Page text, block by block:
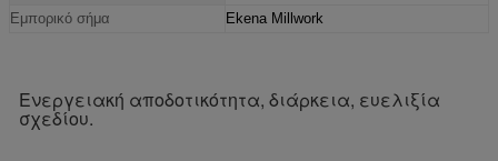
Εμπορικό σήμα
Ekena Millwork
Ενεργειακή αποδοτικότητα, διάρκεια, ευελιξία
σχεδίου.